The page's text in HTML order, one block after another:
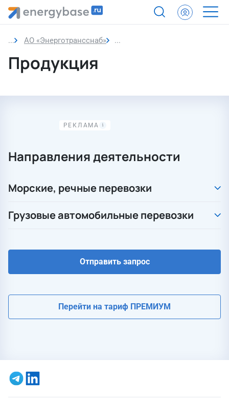
АО «Энерготрансснаб» Продукция
Продукция
Направления деятельности
Морские, речные перевозки
Грузовые автомобильные перевозки
Отправить запрос
Перейти на тариф ПРЕМИУМ